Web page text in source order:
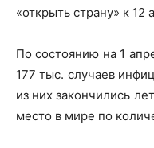
«открыть страну» к 12
По состоянию на 1
177 тыс. случаев
из них закончились
место в мире по